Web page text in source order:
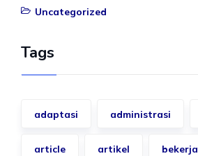
Uncategorized
Tags
adaptasi administrasi
article artikel bekerja